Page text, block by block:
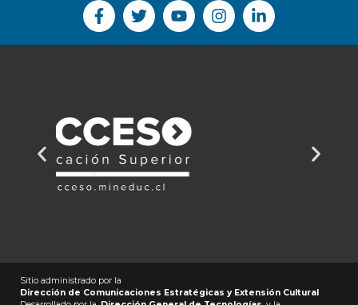
Sitio administrado por la
Dirección de Comunicaciones Estratégicas y Extensión Cultural